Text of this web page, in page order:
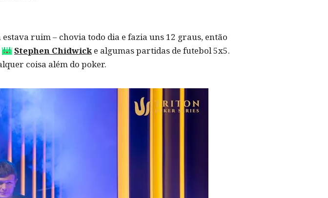
ruim – chovia todo dia e fazia uns 12 graus, então
Stephen Chidwicke algumas partidas de futebol 5x5.
coisa além do poker.